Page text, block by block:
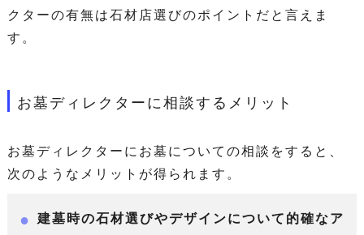
クターの有無は石材店選びのポイントだと言えま
す。
お墓ディレクターに相談するメリット
お墓ディレクターにお墓についての相談をすると、
次のようなメリットが得られます。
建墓時の石材選びやデザインについて的確なア